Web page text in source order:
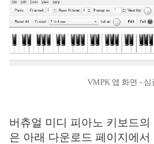
VMPK 앱 화면 - 심
버츄얼 미디 피아노 키보드
은 아래 다운로드 페이지에